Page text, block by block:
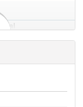
Plural
die